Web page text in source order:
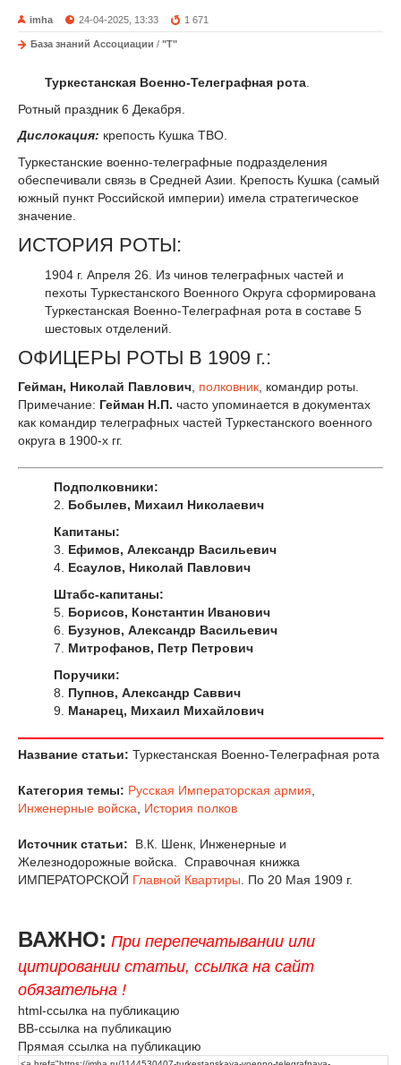
imha 24-04-2025, 13:33 1 671
База знаний Ассоциации / "Т"
Туркестанская Военно-Телеграфная рота
Ротный праздник 6 Декабря.
Дислокация: крепость Кушка ТВО.
Туркестанские военно-телеграфные подразделения
обеспечивали связь в Средней Азии. Крепость Кушка (самый
южный пункт Российской империи) имела стратегическое
значение.
ИСТОРИЯ РОТЫ:
1904 г. Апреля 26. Из чинов телеграфных частей и
пехоты Туркестанского Военного Округа сформирована
Туркестанская Военно-Телеграфная рота в составе 5
шестовых отделений.
ОФИЦЕРЫ РОТЫ В 1909 г.:
Гейман, Николай Павлович, полковник, командир роты.
Примечание: Гейман Н.П. часто упоминается в документах
как командир телеграфных частей Туркестанского военного
округа в 1900-х гг.
Подполковники:
2. Бобылев, Михаил Николаевич
Капитаны:
3. Ефимов, Александр Васильевич
4. Есаулов, Николай Павлович
Штабс-капитаны:
5. Борисов, Константин Иванович
6. Бузунов, Александр Васильевич
7. Митрофанов, Петр Петрович
Поручики:
8. Пупнов, Александр Саввич
9. Манарец, Михаил Михайлович
Название статьи: Туркестанская Военно-Телеграфная рота
Категория темы: Русская Императорская армия
Инженерные войска
История полков
Источник статьи:
В.К. Шенк, Инженерные и
Железнодорожные войска. Справочная книжка
ИМПЕРАТОРСКОЙ Главной Квартиры . По 20 Мая 1909 г.
ВАЖНО: При перепечатывании или
цитировании статьи, ссылка на сайт
обязательна !
html-ссылка на публикацию
BB-ссылка на публикацию
Прямая ссылка на публикацию